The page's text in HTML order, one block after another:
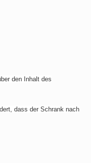
den Inhalt des
dass der Schrank nach